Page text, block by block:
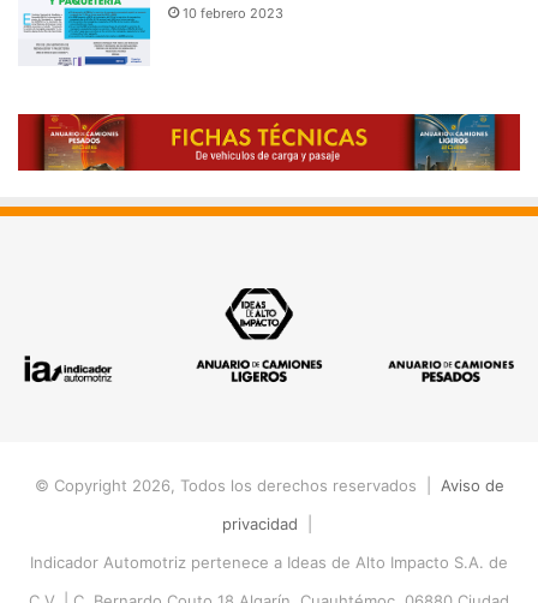
10 febrero 2023
© Copyright 2026, Todos los derechos reservados | Aviso de
privacidad
Indicador Automotriz pertenece a Ideas de Alto Impacto S.A. de